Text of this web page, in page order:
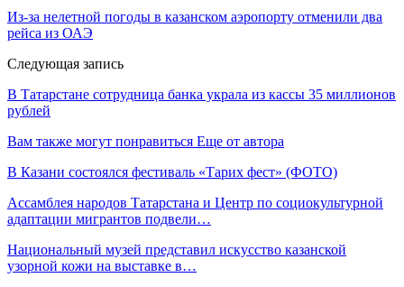
Из-за нелетной погоды в казанском аэропорту отменили два
рейса из ОАЭ
Следующая запись
В Татарстане сотрудница банка украла из кассы 35 миллионов
рублей
Вам также могут понравиться Еще от автора
В Казани состоялся фестиваль «Тарих фест» (ФОТО)
Ассамблея народов Татарстана и Центр по социокультурной
адаптации мигрантов подвели…
Национальный музей представил искусство казанской
узорной кожи на выставке в…